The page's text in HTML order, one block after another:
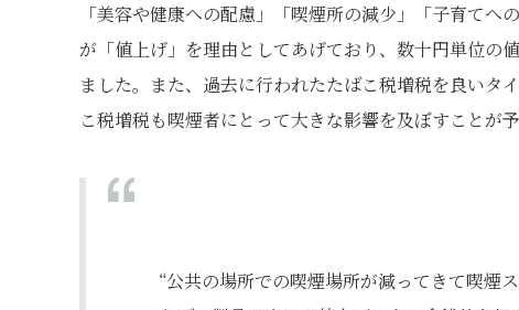
「美容や健康への配慮」「喫煙所の減少」「子育て
が「値上げ」を理由としてあげており、数十円単位の
ました。また、過去に行われたたばこ税増税を良いタ
こ税増税も喫煙者にとって大きな影響を及ぼすことが予
“公共の場所での喫煙場所が減ってきて喫煙